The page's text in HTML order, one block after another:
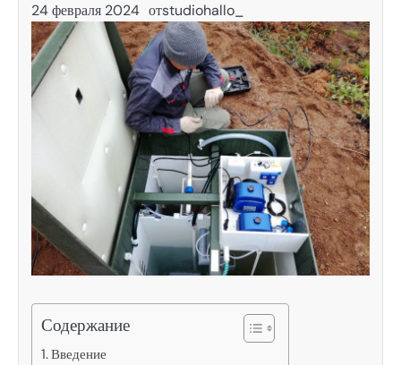
24 февраля 2024 отstudiohallo_
Содержание
Введение